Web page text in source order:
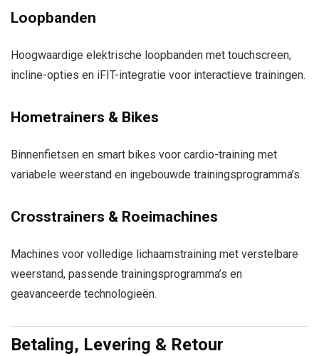
Loopbanden
Hoogwaardige elektrische loopbanden met touchscreen,
incline-opties en iFIT-integratie voor interactieve trainingen.
Hometrainers & Bikes
Binnenfietsen en smart bikes voor cardio-training met
variabele weerstand en ingebouwde trainingsprogramma’s.
Crosstrainers & Roeimachines
Machines voor volledige lichaamstraining met verstelbare
weerstand, passende trainingsprogramma’s en
geavanceerde technologieën.
Betaling, Levering & Retour